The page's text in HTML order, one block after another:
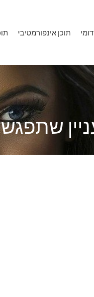
תוכן אינפורמטיבי